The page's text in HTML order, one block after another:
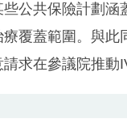
公共保險計劃
覆蓋範圍。與
求在參議院推動